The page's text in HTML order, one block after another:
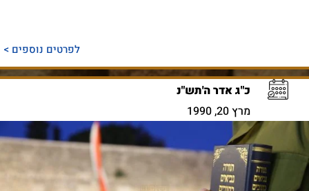
לפרטים נוספים >
כ"ג אדר ה'תש"נ
מרץ 20, 1990